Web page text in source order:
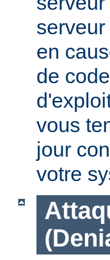
en
de
vous
jour
votre